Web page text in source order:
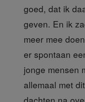
goed, dat ik
geven. En ik
meer mee
er spontaan
jonge mensen
allemaal met